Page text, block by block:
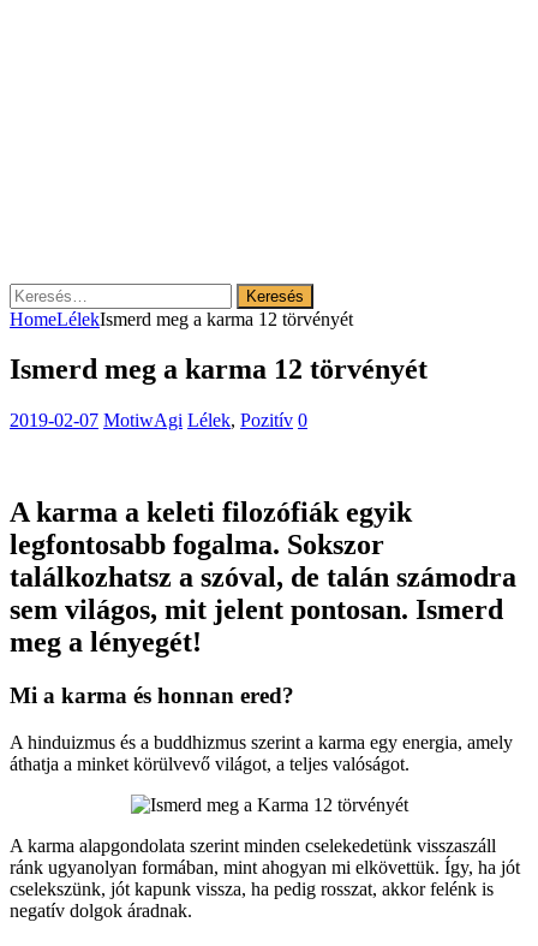
Keresés:
HomeLélekIsmerd meg a karma 12 törvényét
Ismerd meg a karma 12 törvényét
2019-02-07 MotiwAgi Lélek, Pozitív 0
A karma a keleti filozófiák egyik
legfontosabb fogalma. Sokszor
találkozhatsz a szóval, de talán számodra
sem világos, mit jelent pontosan. Ismerd
meg a lényegét!
Mi a karma és honnan ered?
A hinduizmus és a buddhizmus szerint a karma egy energia, amely
áthatja a minket körülvevő világot, a teljes valóságot.
A karma alapgondolata szerint minden cselekedetünk visszaszáll
ránk ugyanolyan formában, mint ahogyan mi elkövettük. Így, ha jót
cselekszünk, jót kapunk vissza, ha pedig rosszat, akkor felénk is
negatív dolgok áradnak.